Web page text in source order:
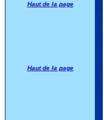
Haut de la page
Haut de la page